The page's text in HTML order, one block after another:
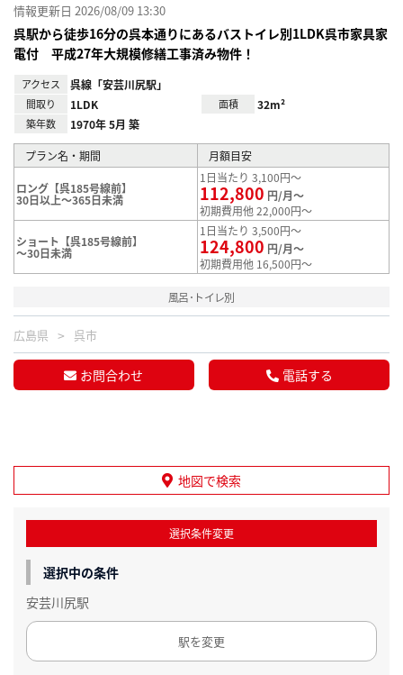
情報更新日 2026/08/09 13:30
呉駅から徒歩16分の呉本通りにあるバストイレ別1LDK呉市家具家
電付 平成27年大規模修繕工事済み物件！
アクセス 呉線「安芸川尻駅」
間取り 1LDK 面積 32m²
築年数 1970年 5月 築
プラン名・期間 月額目安
ロング【呉185号線前】
30日以上～365日未満
1日当たり 3,100円～
112,800 円/月～
初期費用他 22,000円～
ショート【呉185号線前】
～30日未満
1日当たり 3,500円～
124,800 円/月～
初期費用他 16,500円～
風呂･トイレ別
広島県 呉市
お問合わせ 電話する
地図で検索
選択条件変更
選択中の条件
安芸川尻駅
駅を変更